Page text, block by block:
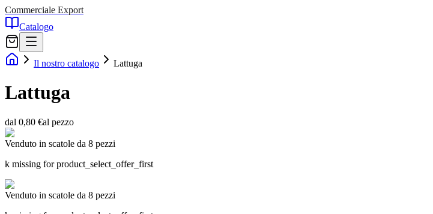
Commerciale Export
Catalogo
Il nostro catalogo Lattuga
Lattuga
dal 0,80 €al pezzo
Venduto in scatole da 8 pezzi
k missing for product_select_offer_first
Venduto in scatole da 8 pezzi